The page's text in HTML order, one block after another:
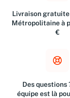
Livraison gratuite
Métropolitaine à
€
Des questions
équipe est là